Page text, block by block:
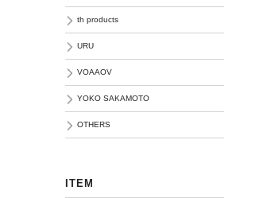
th products
URU
VOAAOV
YOKO SAKAMOTO
OTHERS
ITEM